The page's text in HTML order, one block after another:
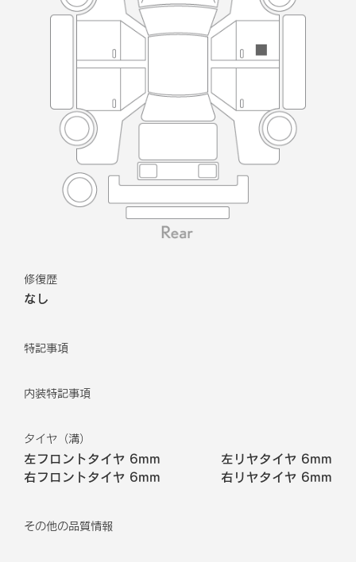
修復歴
なし
特記事項
内装特記事項
タイヤ（溝）
左フロントタイヤ 6mm 左リヤタイヤ 6mm
右フロントタイヤ 6mm 右リヤタイヤ 6mm
その他の品質情報